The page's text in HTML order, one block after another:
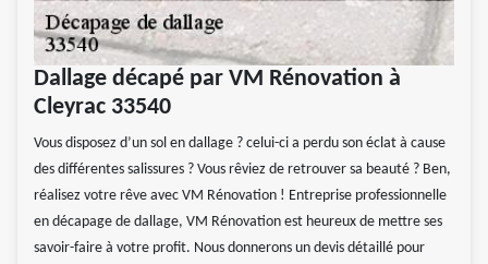
Dallage décapé par VM Rénovation à
Cleyrac 33540
Vous disposez d’un sol en dallage ? celui-ci a perdu son éclat à cause
des différentes salissures ? Vous rêviez de retrouver sa beauté ? Ben,
réalisez votre rêve avec VM Rénovation ! Entreprise professionnelle
en décapage de dallage, VM Rénovation est heureux de mettre ses
savoir-faire à votre profit. Nous donnerons un devis détaillé pour